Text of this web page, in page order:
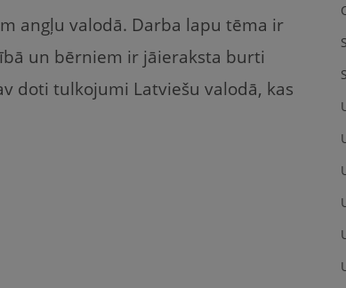
angļu valodā. Darba lapu tēma ir
un bērniem ir jāieraksta burti
doti tulkojumi Latviešu valodā, kas